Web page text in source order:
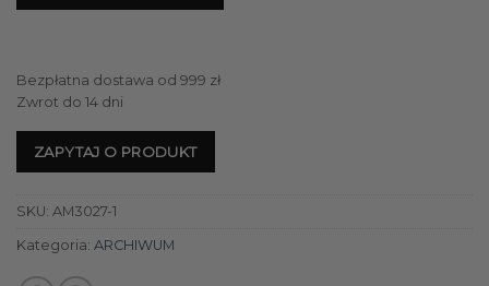
Bezpłatna dostawa od 999 zł
Zwrot do 14 dni
ZAPYTAJ O PRODUKT
SKU: AM3027-1
Kategoria: ARCHIWUM